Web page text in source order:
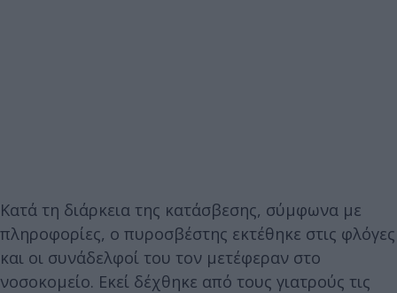
Κατά τη διάρκεια της κατάσβεσης, σύμφωνα με
πληροφορίες, ο πυροσβέστης εκτέθηκε στις φλόγες
και οι συνάδελφοί του τον μετέφεραν στο
νοσοκομείο. Εκεί δέχθηκε από τους γιατρούς τις